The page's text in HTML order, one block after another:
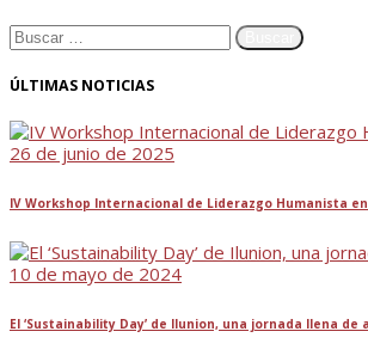
ÚLTIMAS NOTICIAS
26 de junio de 2025
IV Workshop Internacional de Liderazgo Humanista
10 de mayo de 2024
El ‘Sustainability Day’ de Ilunion, una jornada llena de